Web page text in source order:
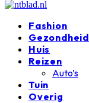
Fashion
Gezondheid
Huis
Reizen
Auto’s
Tuin
Overig